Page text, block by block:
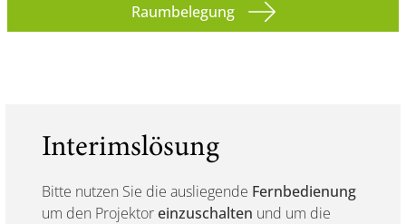
Raumbelegung
Interimslösung
Bitte nutzen Sie die ausliegende Fernbedienung
um den Projektor einzuschalten und um die